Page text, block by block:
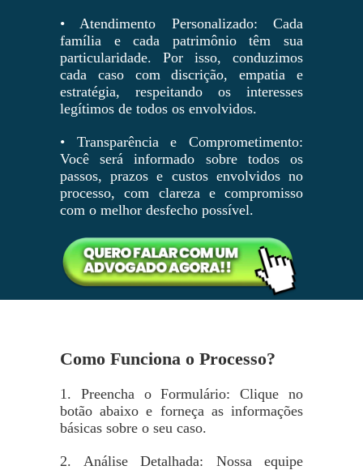
• Atendimento Personalizado: Cada
família e cada patrimônio têm sua
particularidade. Por isso, conduzimos
cada caso com discrição, empatia e
estratégia, respeitando os interesses
legítimos de todos os envolvidos.
• Transparência e Comprometimento:
Você será informado sobre todos os
passos, prazos e custos envolvidos no
processo, com clareza e compromisso
com o melhor desfecho possível.
Como Funciona o Processo?
1. Preencha o Formulário: Clique no
botão abaixo e forneça as informações
básicas sobre o seu caso.
2. Análise Detalhada: Nossa equipe